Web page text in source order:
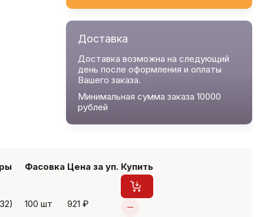
Доставка
Доставка возможна на следующий
день после оформления и оплаты
Вашего заказа.
Минимальная сумма заказа 10000
рублей
Фасовка Цена за уп. Купить
100 шт 921 ₽